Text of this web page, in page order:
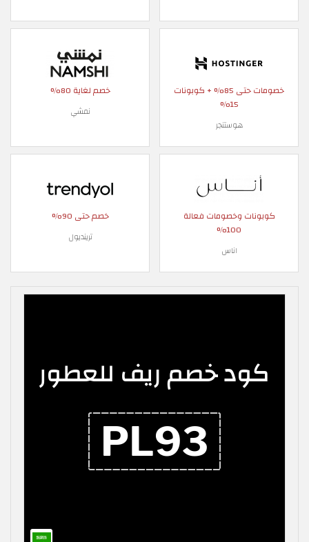
خصومات حتى 85% + كوبونات
15%
هوستنجر
خصم لغاية 80%
نمشي
كوبونات وخصومات فعالة
100%
اناس
خصم حتى 90%
ترينديول